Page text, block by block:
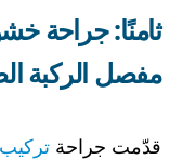
ثامنًا: جراحة
مفصل الركبة
قدّمت جراحة